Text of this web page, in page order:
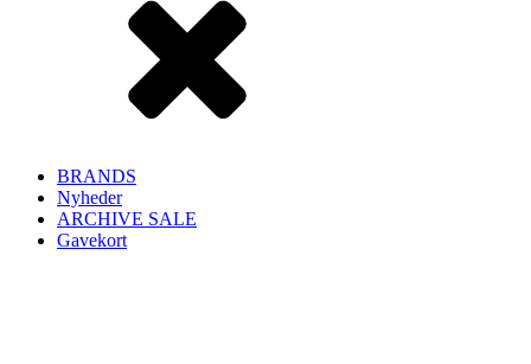
BRANDS
Nyheder
ARCHIVE SALE
Gavekort